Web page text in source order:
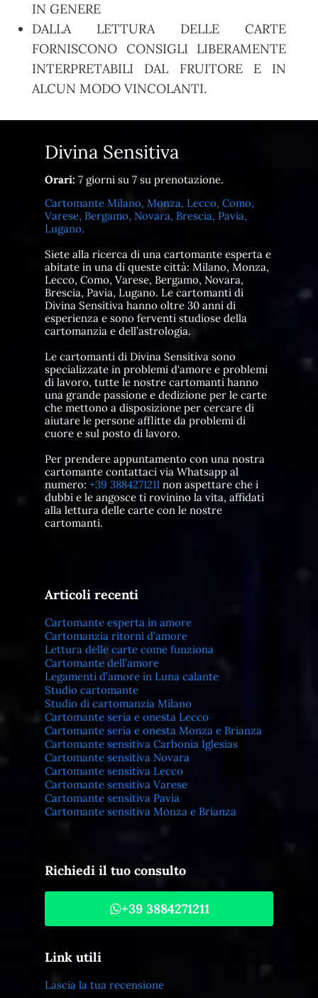
IN GENERE
DALLA LETTURA DELLE CARTE
FORNISCONO CONSIGLI LIBERAMENTE
INTERPRETABILI DAL FRUITORE E IN
ALCUN MODO VINCOLANTI.
Divina Sensitiva
Orari: 7 giorni su 7 su prenotazione.
Cartomante Milano, Monza, Lecco, Como,
Varese, Bergamo, Novara, Brescia, Pavia,
Lugano.
Siete alla ricerca di una cartomante esperta e
abitate in una di queste città: Milano, Monza,
Lecco, Como, Varese, Bergamo, Novara,
Brescia, Pavia, Lugano. Le cartomanti di
Divina Sensitiva hanno oltre 30 anni di
esperienza e sono ferventi studiose della
cartomanzia e dell’astrologia.
Le cartomanti di Divina Sensitiva sono
specializzate in problemi d'amore e problemi
di lavoro, tutte le nostre cartomanti hanno
una grande passione e dedizione per le carte
che mettono a disposizione per cercare di
aiutare le persone afflitte da problemi di
cuore e sul posto di lavoro.
Per prendere appuntamento con una nostra
cartomante contattaci via Whatsapp al
numero: +39 3884271211non aspettare che i
dubbi e le angosce ti rovinino la vita, affidati
alla lettura delle carte con le nostre
cartomanti.
Articoli recenti
Cartomante esperta in amore
Cartomanzia ritorni d’amore
Lettura delle carte come funziona
Cartomante dell’amore
Legamenti d’amore in Luna calante
Studio cartomante
Studio di cartomanzia Milano
Cartomante seria e onesta Lecco
Cartomante seria e onesta Monza e Brianza
Cartomante sensitiva Carbonia Iglesias
Cartomante sensitiva Novara
Cartomante sensitiva Lecco
Cartomante sensitiva Varese
Cartomante sensitiva Pavia
Cartomante sensitiva Monza e Brianza
Richiedi il tuo consulto
+39 3884271211
Link utili
Lascia la tua recensione